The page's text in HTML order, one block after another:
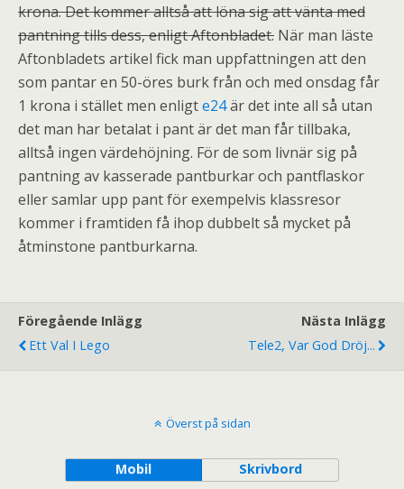
krona. Det kommer alltså att löna sig att vänta med
pantning tills dess, enligt Aftonbladet. När man läste
Aftonbladets artikel fick man uppfattningen att den
som pantar en 50-öres burk från och med onsdag får
1 krona i stället men enligte24är det inte all så utan
det man har betalat i pant är det man får tillbaka,
alltså ingen värdehöjning. För de som livnär sig på
pantning av kasserade pantburkar och pantflaskor
eller samlar upp pant för exempelvis klassresor
kommer i framtiden få ihop dubbelt så mycket på
åtminstone pantburkarna.
Föregående Inlägg
Ett Val I Lego
Nästa Inlägg
Tele2, Var God Dröj...
Överst på sidan
Mobil Skrivbord